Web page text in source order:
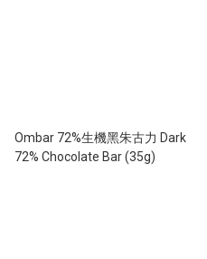
Ombar 72%生機黑朱古力 Dark
72% Chocolate Bar (35g)